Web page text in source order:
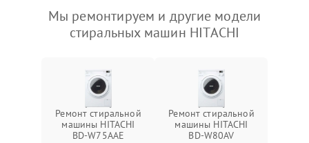
Мы ремонтируем и другие модели
стиральных машин HITACHI
Ремонт стиральной
машины HITACHI
BD-W75AAE
Ремонт стиральной
машины HITACHI
BD-W80AV